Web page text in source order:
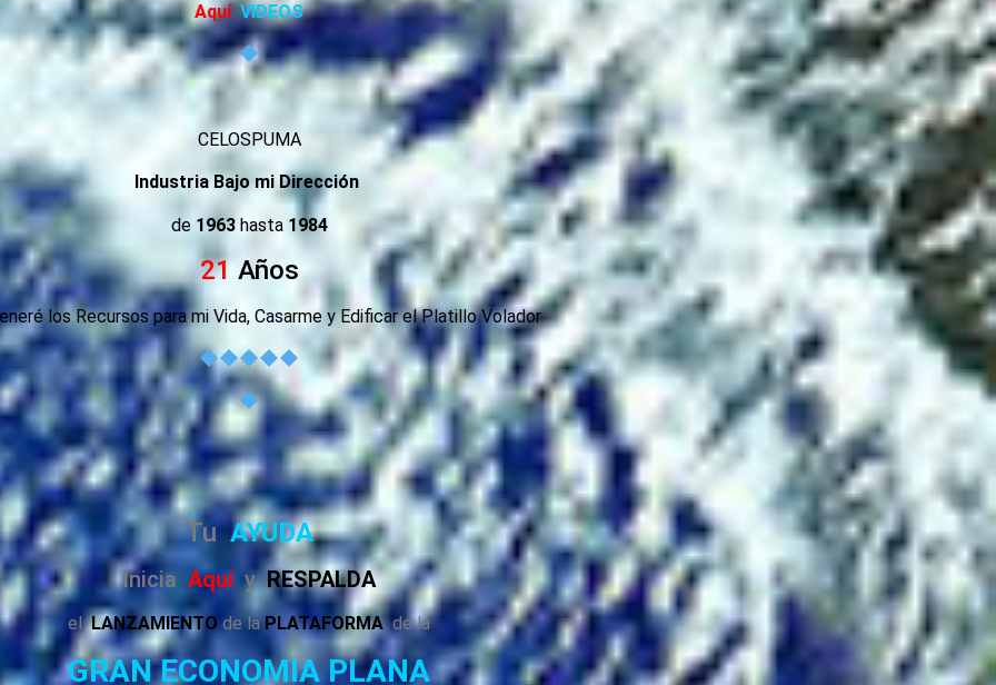
Aquí VIDEOS
CELOSPUMA
Industria Bajo mi Dirección
de 1963hasta 1984
21 Años
los Recursos para mi Vida, Casarme y Edificar el Platillo Volador
Tu AYUDA
Inicia Aquí yRESPALDA
elLANZAMIENTO de laPLATAFORMA de la
GRAN ECONOMIA PLANA